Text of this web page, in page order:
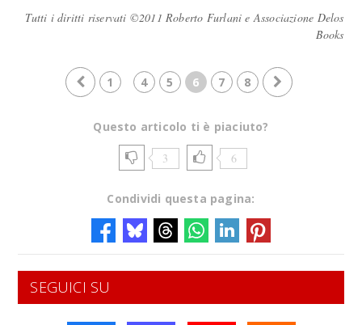
Tutti i diritti riservati ©2011 Roberto Furlani e Associazione Delos
Books
1 4 5 6 7 8
Questo articolo ti è piaciuto?
3 6
Condividi questa pagina:
SEGUICI SU